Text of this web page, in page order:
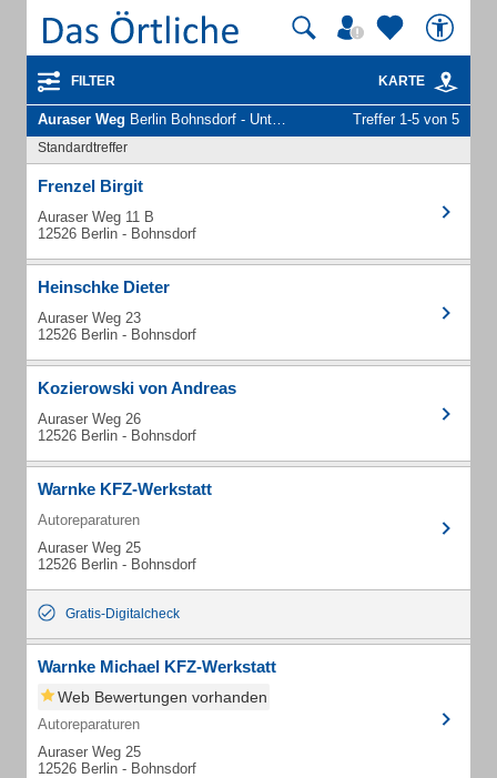
FILTER KARTE
Auraser Weg Berlin Bohnsdorf - Unternehmen und Personen Treffer 1-5 von 5
Standardtreffer
Frenzel Birgit
Auraser Weg 11 B
12526 Berlin - Bohnsdorf
Heinschke Dieter
Auraser Weg 23
12526 Berlin - Bohnsdorf
Kozierowski von Andreas
Auraser Weg 26
12526 Berlin - Bohnsdorf
Warnke KFZ-Werkstatt
Autoreparaturen
Auraser Weg 25
12526 Berlin - Bohnsdorf
Gratis-Digitalcheck
Warnke Michael KFZ-Werkstatt
Web Bewertungen vorhanden
Autoreparaturen
Auraser Weg 25
12526 Berlin - Bohnsdorf